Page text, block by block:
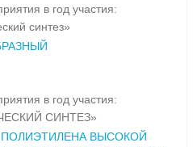
в год участия:
синтез»
в год участия:
СИНТЕЗ»
ВЫСОКОЙ